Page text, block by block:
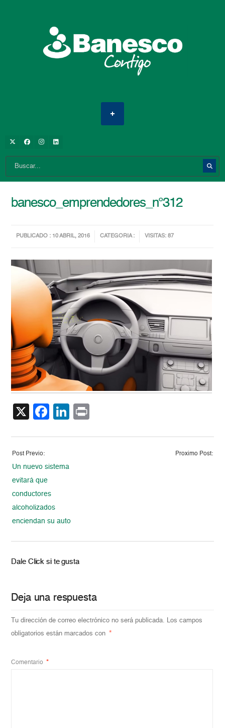
banesco_emprendedores_n°312
PUBLICADO : 10 ABRIL, 2016 CATEGORIA : VISITAS: 87
X Facebook
LinkedIn
Post Previo:
Un nuevo sistema
evitará que
conductores
alcoholizados
enciendan su auto
Proximo Post:
Dale Click si te gusta
Deja una respuesta
Tu dirección de correo electrónico no será publicada. Los campos
obligatorios están marcados con *
Comentario *